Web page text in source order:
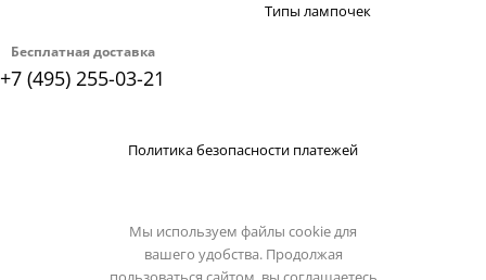
Бесплатная доставка
+7 (495) 255-03-21
Типы лампочек
Политика безопасности платежей
Мы используем файлы cookie для
вашего удобства. Продолжая